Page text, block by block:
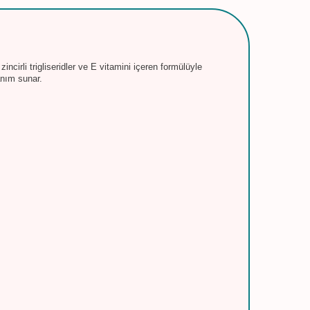
trigliseridler ve E vitamini içeren formülüyle
sunar.